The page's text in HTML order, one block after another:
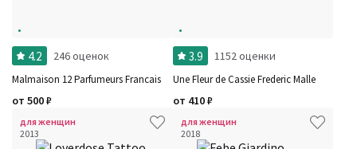
4.2 246 оценок
Malmaison 12 Parfumeurs Francais
от 500₽
3.9 1152 оценки
Une Fleur de Cassie Frederic Malle
от 410₽
для женщин
2013
для женщин
2018